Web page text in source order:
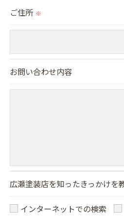
す。
個人情報の開示･訂正･削除・
ご住所 ※
お問い合わせ内容
広瀬塗装店を知ったきっかけを
インターネットでの検索